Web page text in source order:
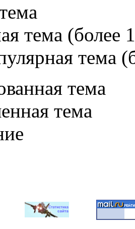
тема (более
тема
тема
тема